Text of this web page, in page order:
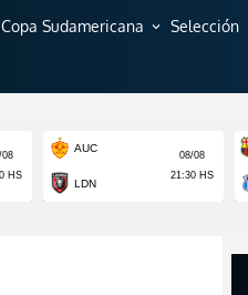
Copa Sudamericana expand_more Selección